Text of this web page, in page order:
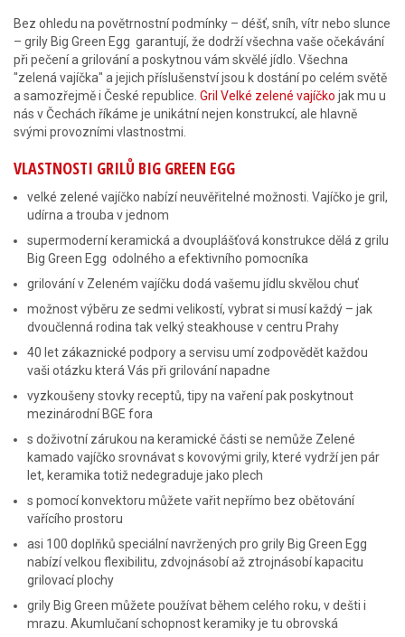
Bez ohledu na povětrnostní podmínky – déšť, sníh, vítr nebo slunce
– grily Big Green Egg garantují, že dodrží všechna vaše očekávání
při pečení a grilování a poskytnou vám skvělé jídlo. Všechna
"zelená vajíčka" a jejich příslušenství jsou k dostání po celém světě
a samozřejmě i České republice. Gril Velké zelené vajíčko jak mu u
nás v Čechách říkáme je unikátní nejen konstrukcí, ale hlavně
svými provozními vlastnostmi.
VLASTNOSTI GRILŮ BIG GREEN EGG
velké zelené vajíčko nabízí neuvěřitelné možnosti. Vajíčko je gril,
udírna a trouba v jednom
supermoderní keramická a dvouplášťová konstrukce dělá z grilu
Big Green Egg odolného a efektivního pomocníka
grilování v Zeleném vajíčku dodá vašemu jídlu skvělou chuť
možnost výběru ze sedmi velikostí, vybrat si musí každý – jak
dvoučlenná rodina tak velký steakhouse v centru Prahy
40 let zákaznické podpory a servisu umí zodpovědět každou
vaši otázku která Vás při grilování napadne
vyzkoušeny stovky receptů, tipy na vaření pak poskytnout
mezinárodní BGE fora
s doživotní zárukou na keramické části se nemůže Zelené
kamado vajíčko srovnávat s kovovými grily, které vydrží jen pár
let, keramika totiž nedegraduje jako plech
s pomocí konvektoru můžete vařit nepřímo bez obětování
vařícího prostoru
asi 100 doplňků speciální navržených pro grily Big Green Egg
nabízí velkou flexibilitu, zdvojnásobí až ztrojnásobí kapacitu
grilovací plochy
grily Big Green můžete používat během celého roku, v dešti i
mrazu. Akumlučaní schopnost keramiky je tu obrovská